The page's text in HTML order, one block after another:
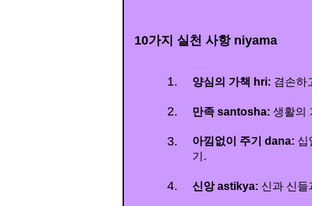
10가지 실천 사항 niyama
1. 양심의 가책 hri: 겸손하
2. 만족 santosha: 생활의
3. 아낌없이 주기 dana: 십
기 .
4. 신앙 astikya: 신과 신